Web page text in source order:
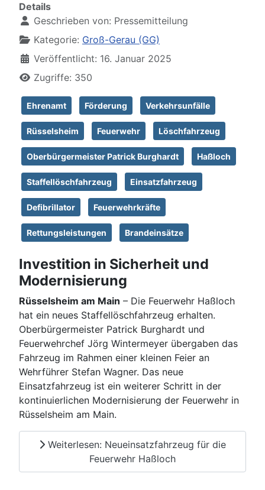
Details
Geschrieben von: Pressemitteilung
Kategorie: Groß-Gerau (GG)
Veröffentlicht: 16. Januar 2025
Zugriffe: 350
Ehrenamt Förderung Verkehrsunfälle
Rüsselsheim Feuerwehr Löschfahrzeug
Oberbürgermeister Patrick Burghardt Haßloch
Staffellöschfahrzeug Einsatzfahrzeug
Defibrillator Feuerwehrkräfte
Rettungsleistungen Brandeinsätze
Investition in Sicherheit und
Modernisierung
Rüsselsheim am Main – Die Feuerwehr Haßloch
hat ein neues Staffellöschfahrzeug erhalten.
Oberbürgermeister Patrick Burghardt und
Feuerwehrchef Jörg Wintermeyer übergaben das
Fahrzeug im Rahmen einer kleinen Feier an
Wehrführer Stefan Wagner. Das neue
Einsatzfahrzeug ist ein weiterer Schritt in der
kontinuierlichen Modernisierung der Feuerwehr in
Rüsselsheim am Main.
Weiterlesen: Neueinsatzfahrzeug für die
Feuerwehr Haßloch